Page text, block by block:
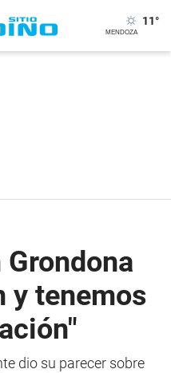
11°
y tenemos
dio su parecer sobre